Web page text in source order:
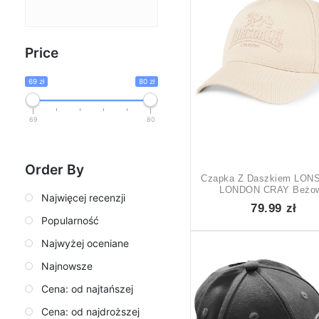
Price
69 zł 80 zł
69 80
Order By
Najwięcej recenzji
Popularność
Najwyżej oceniane
Najnowsze
Cena: od najtańszej
Cena: od najdroższej
Czapka Z Daszkiem
LONDON CRAY
79.99 zł